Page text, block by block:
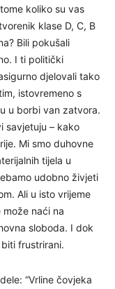
koliko su vas
klase D, C, B
Bili pokušali
I ti politički
djelovali tako
istovremeno s
u borbi van zatvora.
savjetuju – kako
Mi smo duhovne
tijela u
udobno živjeti
Ali u isto vrijeme
naći na
sloboda. I dok
frustrirani.
“Vrline čovjeka